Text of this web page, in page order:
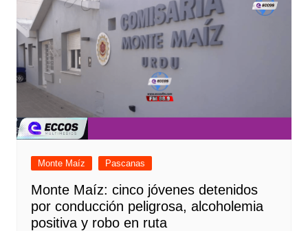
Monte Maíz Pascanas
Monte Maíz: cinco jóvenes detenidos
por conducción peligrosa, alcoholemia
positiva y robo en ruta